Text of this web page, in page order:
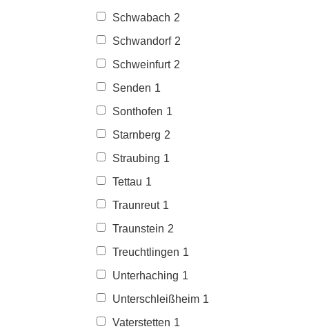
Schwabach 2
Schwandorf 2
Schweinfurt 2
Senden 1
Sonthofen 1
Starnberg 2
Straubing 1
Tettau 1
Traunreut 1
Traunstein 2
Treuchtlingen 1
Unterhaching 1
Unterschleißheim 1
Vaterstetten 1